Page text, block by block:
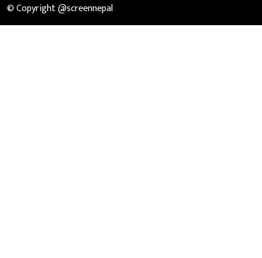
© Copyright @screennepal